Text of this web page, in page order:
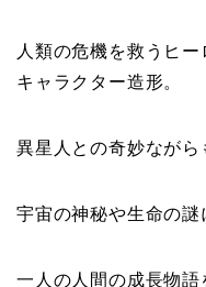
人類の危機を救うヒ
キャラクター造形。
異星人との奇妙ながら
宇宙の神秘や生命の謎
一人の人間の成長物